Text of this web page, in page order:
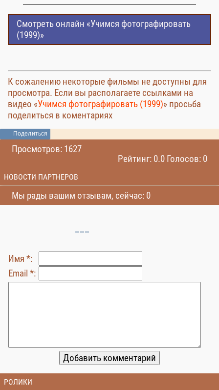
Смотреть онлайн «Учимся фотографировать
(1999)»
К сожалению некоторые фильмы не доступны для
просмотра. Если вы располагаете ссылками на
видео «Учимся фотографировать (1999)» просьба
поделиться в коментариях
Поделиться
Просмотров: 1627
Рейтинг: 0.0 Голосов: 0
НОВОСТИ ПАРТНЕРОВ
Мы рады вашим отзывам, сейчас: 0
Имя *:
Email *:
РОЛИКИ